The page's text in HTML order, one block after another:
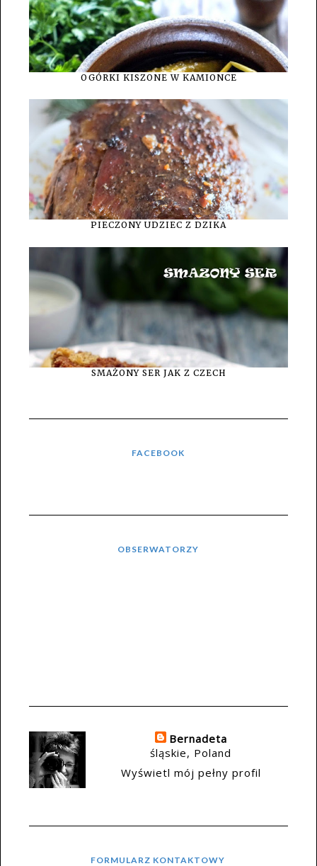
OGÓRKI KISZONE W KAMIONCE
PIECZONY UDZIEC Z DZIKA
SMAŻONY SER JAK Z CZECH
FACEBOOK
OBSERWATORZY
Bernadeta
śląskie, Poland
Wyświetl mój pełny profil
FORMULARZ KONTAKTOWY